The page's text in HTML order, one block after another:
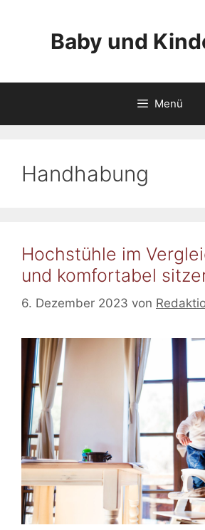
Baby und
Menü
Handhabung
Hochstühle im
und komfortabel
6. Dezember 2023 von